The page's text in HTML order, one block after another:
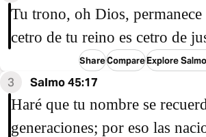
Tu trono, oh Dios, permanece
cetro de tu reino es cetro de
ShareCompareExplore
3 Salmo 45:17
Haré que tu nombre se
generaciones; por eso las